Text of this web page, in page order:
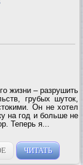
жизни – разрушить
грубых шуток,
Он не хотел
на год и больше не
Теперь я...
ЧИТАТЬ